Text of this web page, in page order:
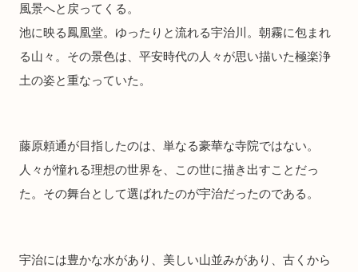
風景へと戻ってくる。
池に映る鳳凰堂。ゆったりと流れる宇治川。朝霧に包まれ
る山々。その景色は、平安時代の人々が思い描いた極楽浄
土の姿と重なっていた。
藤原頼通が目指したのは、単なる豪華な寺院ではない。
人々が憧れる理想の世界を、この世に描き出すことだっ
た。その舞台として選ばれたのが宇治だったのである。
宇治には豊かな水があり、美しい山並みがあり、古くから